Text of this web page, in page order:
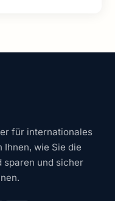
für internationales
Ihnen, wie Sie die
sparen und sicher